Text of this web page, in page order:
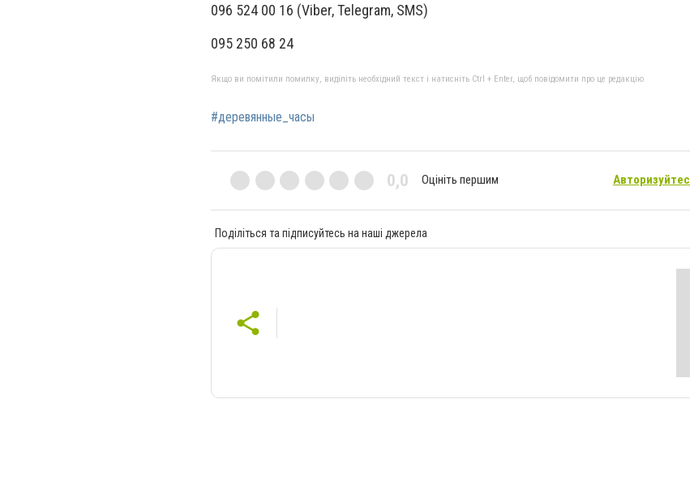
096 524 00 16 (Viber, Telegram, SMS)
095 250 68 24
Якщо ви помітили помилку, виділіть необхідний текст і натисніть Ctrl + Enter, щоб повідомити про це редакцію
#деревянные_часы
0,0 Оцініть першим
Поділіться та підписуйтесь на наші джерела